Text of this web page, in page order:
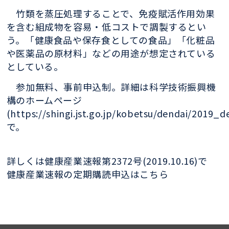
竹類を蒸圧処理することで、免疫賦活作用効果
を含む組成物を容易・低コストで調製するとい
う。「健康食品や保存食としての食品」「化粧品
や医薬品の原材料」などの用途が想定されている
としている。
参加無料、事前申込制。詳細は科学技術振興機
構のホームページ
(https://shingi.jst.go.jp/kobetsu/dendai/
で。
詳しくは健康産業速報第2372号(2019.10.16)で
健康産業速報の定期購読申込はこちら